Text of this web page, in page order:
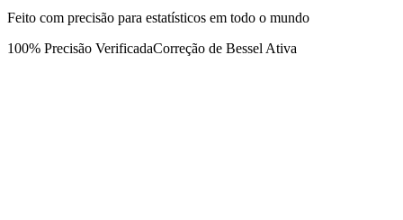
Feito com precisão para estatísticos em todo o mundo
100% Precisão VerificadaCorreção de Bessel Ativa